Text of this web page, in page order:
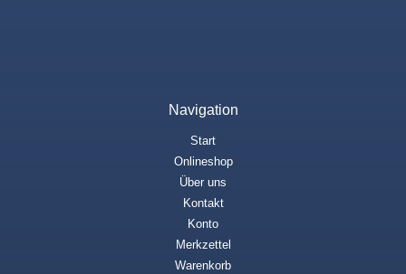
Navigation
Start
Onlineshop
Über uns
Kontakt
Konto
Merkzettel
Warenkorb